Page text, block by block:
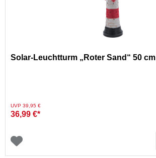
Solar-Leuchtturm „Roter Sand“ 50 cm
Preis reduziert von
UVP 39,95 €auf
36,99 €*